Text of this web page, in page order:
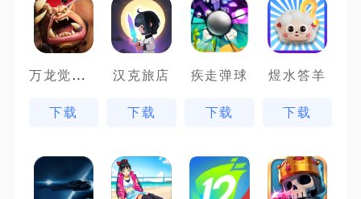
万龙觉醒魔兽战场
下载
汉克旅店
下载
疾走弹球
下载
煜水答羊
下载